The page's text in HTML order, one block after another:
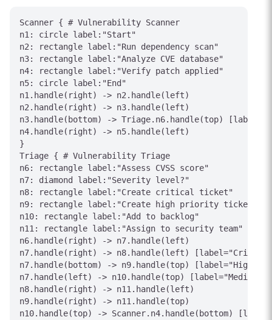
Scanner { # Vulnerability Scanner
n1: circle label:"Start"
n2: rectangle label:"Run dependency scan"
n3: rectangle label:"Analyze CVE database"
n4: rectangle label:"Verify patch applied"
n5: circle label:"End"
n1.handle(right) -> n2.handle(left)
n2.handle(right) -> n3.handle(left)
n3.handle(bottom) -> Triage.n6.handle(top)
n4.handle(right) -> n5.handle(left)
}
Triage { # Vulnerability Triage
n6: rectangle label:"Assess CVSS score"
n7: diamond label:"Severity level?"
n8: rectangle label:"Create critical ticket"
n9: rectangle label:"Create high priority ticket"
n10: rectangle label:"Add to backlog"
n11: rectangle label:"Assign to security team"
n6.handle(right) -> n7.handle(left)
n7.handle(right) -> n8.handle(left)
n7.handle(bottom) -> n9.handle(top) [label="High"]
n7.handle(left) -> n10.handle(top) [label="Medium/
n8.handle(right) -> n11.handle(left)
n9.handle(right) -> n11.handle(top)
n10.handle(top) -> Scanner.n4.handle(bottom)